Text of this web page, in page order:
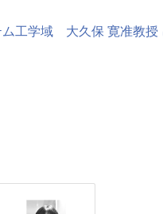
ム工学域 大久保 寛准教授